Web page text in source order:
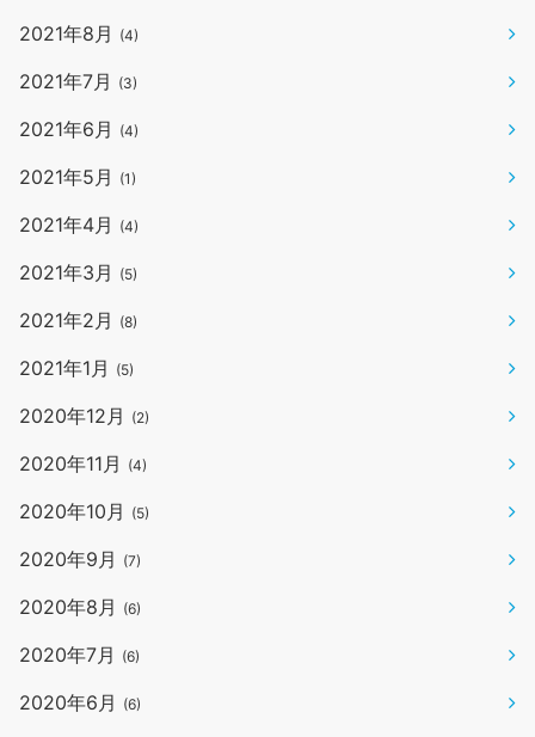
2021年8月 (4)
2021年7月 (3)
2021年6月 (4)
2021年5月 (1)
2021年4月 (4)
2021年3月 (5)
2021年2月 (8)
2021年1月 (5)
2020年12月 (2)
2020年11月 (4)
2020年10月 (5)
2020年9月 (7)
2020年8月 (6)
2020年7月 (6)
2020年6月 (6)